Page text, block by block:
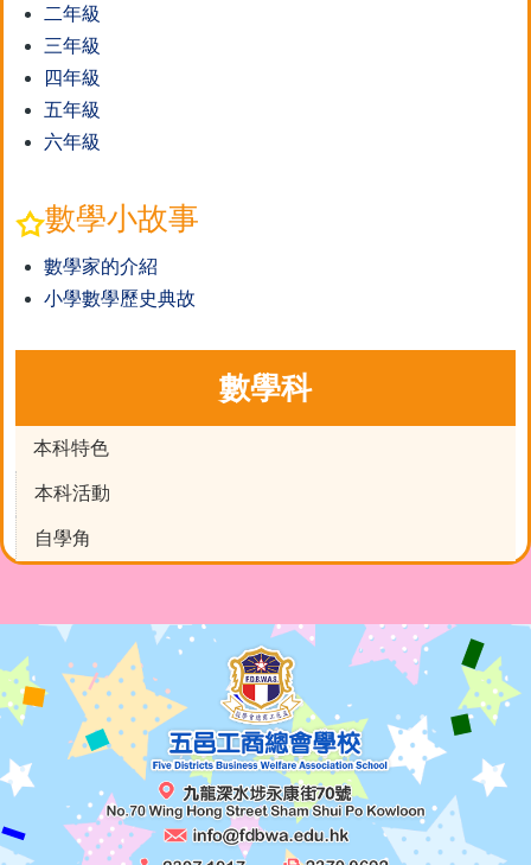
二年級
三年級
四年級
五年級
六年級
數學小故事
數學家的介紹
小學數學歷史典故
數學科
本科特色
本科活動
自學角